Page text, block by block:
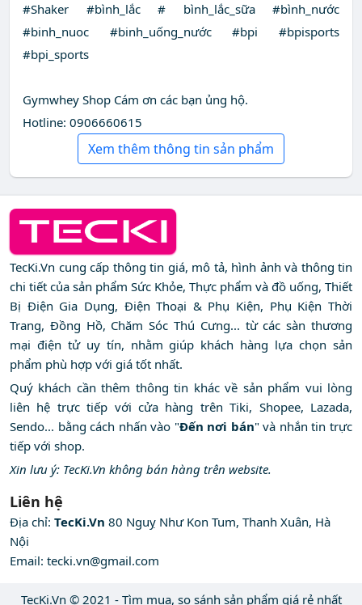
#Shaker #bình_lắc # bình_lắc_sữa #bình_nước
#binh_nuoc #binh_uống_nước #bpi #bpisports
#bpi_sports
Gymwhey Shop Cám ơn các bạn ủng hộ.
Hotline: 0906660615
Xem thêm thông tin sản phẩm
TecKi.Vn cung cấp thông tin giá, mô tả, hình ảnh và thông tin
chi tiết của sản phẩm Sức Khỏe, Thực phẩm và đồ uống, Thiết
Bị Điện Gia Dụng, Điện Thoại & Phụ Kiện, Phụ Kiện Thời
Trang, Đồng Hồ, Chăm Sóc Thú Cưng... từ các sàn thương
mại điện tử uy tín, nhằm giúp khách hàng lựa chọn sản
phẩm phù hợp với giá tốt nhất.
Quý khách cần thêm thông tin khác về sản phẩm vui lòng
liên hệ trực tiếp với cửa hàng trên Tiki, Shopee, Lazada,
Sendo... bằng cách nhấn vào "Đến nơi bán" và nhắn tin trực
tiếp với shop.
Xin lưu ý: TecKi.Vn không bán hàng trên website.
Liên hệ
Địa chỉ: TecKi.Vn 80 Nguỵ Như Kon Tum, Thanh Xuân, Hà
Nội
Email: tecki.vn@gmail.com
TecKi.Vn © 2021 - Tìm mua, so sánh sản phẩm giá rẻ nhất